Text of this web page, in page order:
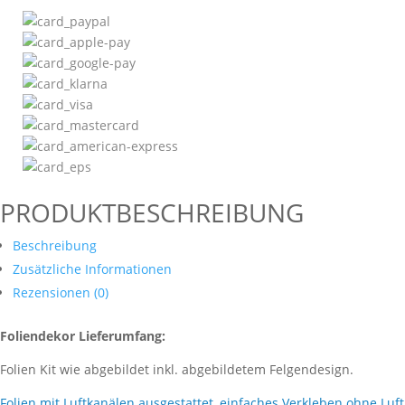
PRODUKTBESCHREIBUNG
Beschreibung
Zusätzliche Informationen
Rezensionen (0)
Foliendekor Lieferumfang:
Folien Kit wie abgebildet inkl. abgebildetem Felgendesign.